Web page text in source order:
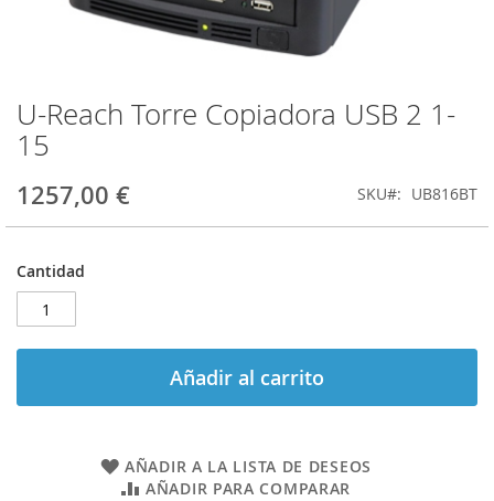
U-Reach Torre Copiadora USB 2 1-
15
1257,00 € SKU UB816BT
Cantidad
Añadir al carrito
AÑADIR A LA LISTA DE DESEOS
AÑADIR PARA COMPARAR
Saltar
al
comienzo
la
imágenes